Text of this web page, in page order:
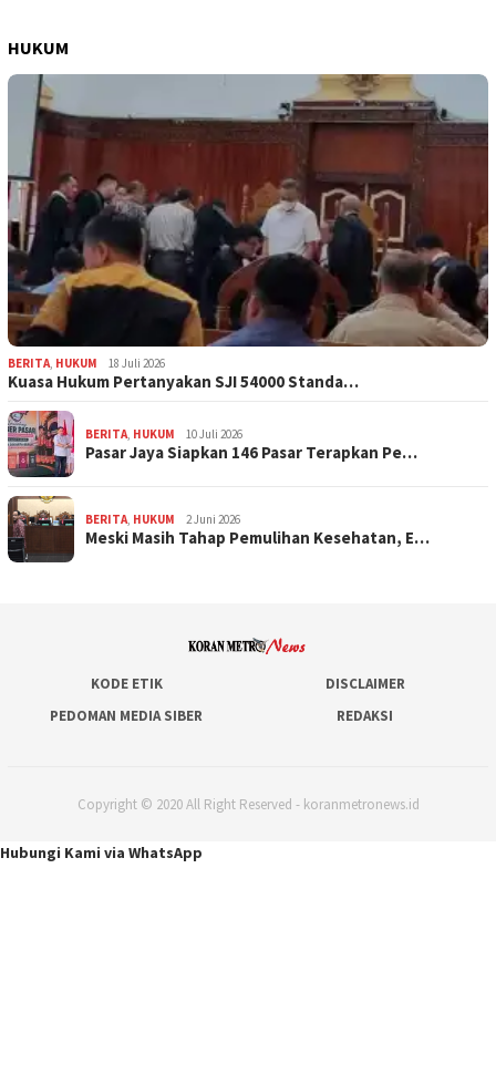
HUKUM
BERITA, HUKUM 18 Juli 2026
Kuasa Hukum Pertanyakan SJI 54000 Standa…
BERITA, HUKUM 10 Juli 2026
Pasar Jaya Siapkan 146 Pasar Terapkan Pe…
BERITA, HUKUM 2 Juni 2026
Meski Masih Tahap Pemulihan Kesehatan, E…
KODE ETIK
DISCLAIMER
PEDOMAN MEDIA SIBER
REDAKSI
Copyright © 2020 All Right Reserved - koranmetronews.id
Hubungi Kami via WhatsApp